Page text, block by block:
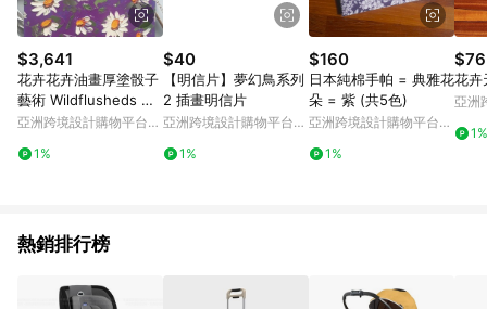
頁面後才首次下載 Pinkoi APP 並完成訂單，不符合導購資格；承
上，首次下載 Pinkoi APP 後，需透過 LINE 購物前往 Pinkoi 頁
面，方享導購資格。
$3,641
花卉花卉油畫厚塗骰子
藝術 Wildflusheds 原
創藝術 8 至 8
亞洲跨境設計購物平台
1%
$40
【明信片】夢幻鳥系列
2 插畫明信片
亞洲跨境設計購物平台
1%
$160
日本純棉手帕 = 典雅花
朵 = 紫 (共5色)
亞洲跨境設計購物平台
1%
$76
花卉
亞洲
1%
熱銷排行榜